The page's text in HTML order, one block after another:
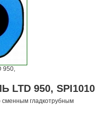
950,
950, SPI1010
сменным гладкотрубным